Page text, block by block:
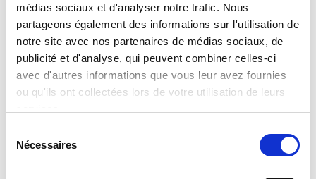
médias sociaux et d'analyser notre trafic. Nous
partageons également des informations sur l'utilisation de
notre site avec nos partenaires de médias sociaux, de
publicité et d'analyse, qui peuvent combiner celles-ci
avec d'autres informations que vous leur avez fournies
ou qu'ils ont collectées lors de votre utilisation de leurs
Nécessaires
MYSOFITEX, IHRE 24-STUNDEN-
ARBEITSVERMITTLUNG
App herunterladen